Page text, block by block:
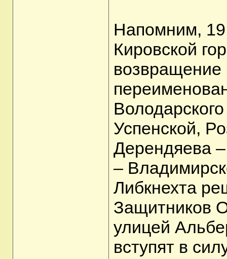
Напомним, 19
Кировской
возвращение
Успенской,
Дерендяева
–
Либкнехта
Защитников
улицей
вступят в